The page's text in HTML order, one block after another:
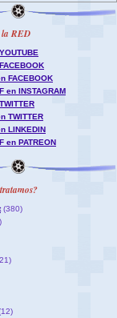
la RED
FACEBOOK
en INSTAGRAM
TWITTER
LINKEDIN
en PATREON
(380)